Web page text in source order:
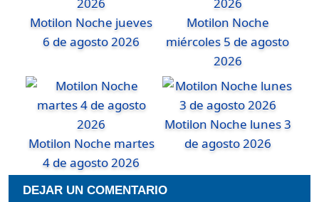
Motilon Noche jueves
6 de agosto 2026
Motilon Noche
miércoles 5 de agosto
2026
Motilon Noche martes
4 de agosto 2026
Motilon Noche lunes 3
de agosto 2026
DEJAR UN COMENTARIO